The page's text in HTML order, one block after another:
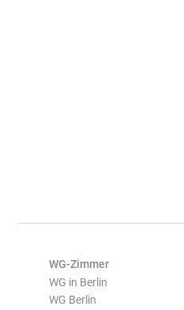
WG-Zimmer
WG in Berlin
WG Berlin